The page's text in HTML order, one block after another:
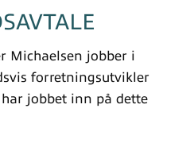
Michaelsen jobber i
forretningsutvikler
jobbet inn på dette